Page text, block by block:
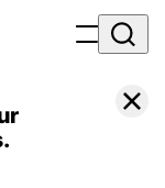
Rapport d’évaluation de la loi du 13 avril 2016 visant à renforcer la lutte contre le système prostitutionnel et à accompagner les personnes prostituées : synthèse de la Fédération des acteurs de la solidarité